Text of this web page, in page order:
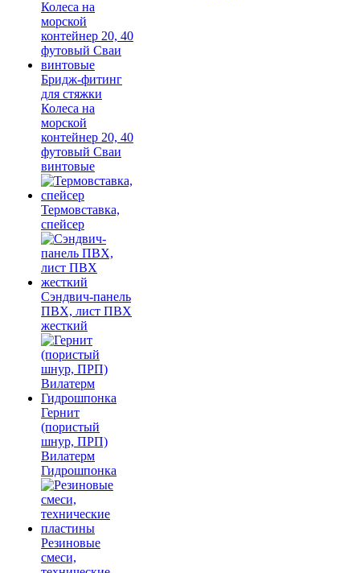
Бридж-фитинг
для стяжки
Колеса на
морской
контейнер 20, 40
футовый Сваи
винтовые
Термовставка,
спейсер
Сэндвич-панель
ПВХ, лист ПВХ
жесткий
Гернит
(пористый
шнур, ПРП)
Вилатерм
Гидрошпонка
Резиновые
смеси,